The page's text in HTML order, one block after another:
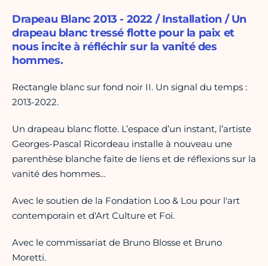
Drapeau Blanc 2013 - 2022 / Installation / Un
drapeau blanc tressé flotte pour la paix et
nous incite à réfléchir sur la vanité des
hommes.
Rectangle blanc sur fond noir II. Un signal du temps :
2013-2022.
Un drapeau blanc flotte. L’espace d’un instant, l’artiste
Georges-Pascal Ricordeau installe à nouveau une
parenthèse blanche faite de liens et de réflexions sur la
vanité des hommes…
Avec le soutien de la Fondation Loo & Lou pour l'art
contemporain et d'Art Culture et Foi.
Avec le commissariat de Bruno Blosse et Bruno
Moretti.